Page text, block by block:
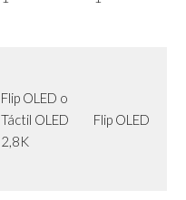
Flip OLED o
Táctil OLED
2,8K
Flip OLED